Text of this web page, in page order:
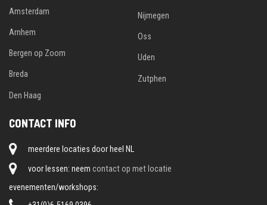
Amsterdam
Arnhem
Bergen op Zoom
Breda
Den Haag
Nijmegen
Oss
Uden
Zutphen
CONTACT INFO
meerdere locaties door heel NL
voor lessen: neemcontact op met locatie
evenementen/workshops: